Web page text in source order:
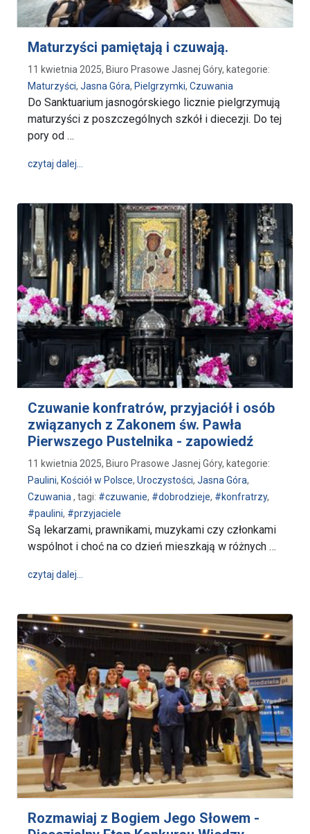
Maturzyści pamiętają i czuwają.
11 kwietnia 2025, Biuro Prasowe Jasnej Góry, kategorie:
Maturzyści, Jasna Góra, Pielgrzymki, Czuwania
Do Sanktuarium jasnogórskiego licznie pielgrzymują
maturzyści z poszczególnych szkół i diecezji. Do tej
pory od …
czytaj dalej…
Czuwanie konfratrów, przyjaciół i osób
związanych z Zakonem św. Pawła
Pierwszego Pustelnika - zapowiedź
11 kwietnia 2025, Biuro Prasowe Jasnej Góry, kategorie:
Paulini, Kościół w Polsce, Uroczystości, Jasna Góra,
Czuwania , tagi: #czuwanie, #dobrodzieje, #konfratrzy,
#paulini, #przyjaciele
Są lekarzami, prawnikami, muzykami czy członkami
wspólnot i choć na co dzień mieszkają w różnych …
czytaj dalej…
Rozmawiaj z Bogiem Jego Słowem -